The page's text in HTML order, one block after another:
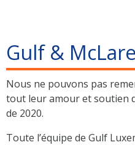
Gulf &
Nous ne pouvons pas
tout leur amour et soutien
de 2020.
Toute l’équipe de Gulf